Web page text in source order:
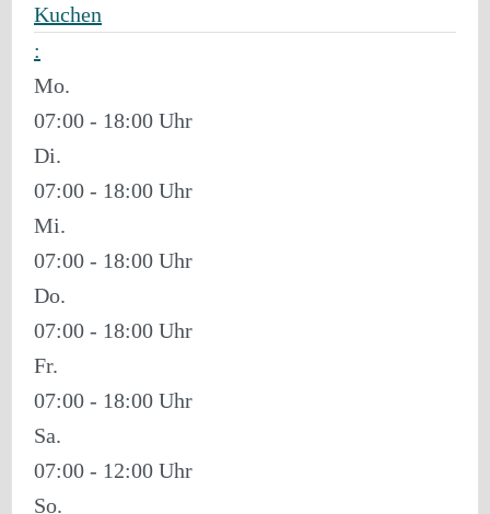
Kuchen
:
Mo.
07:00 - 18:00
Di.
07:00 - 18:00
Mi.
07:00 - 18:00
Do.
07:00 - 18:00
Fr.
07:00 - 18:00
Sa.
07:00 - 12:00
So.